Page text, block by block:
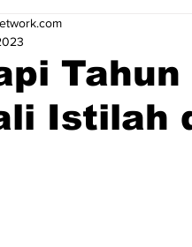
Istilah